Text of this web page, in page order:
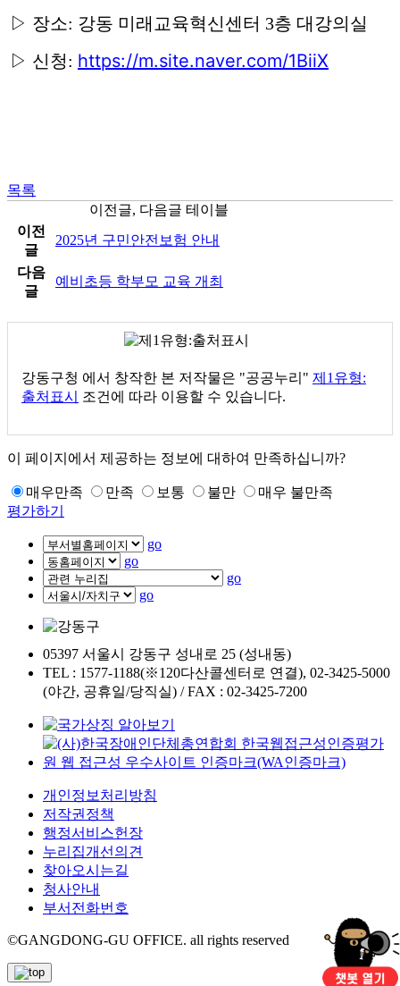
▷ 장소: 강동 미래교육혁신센터 3층 대강의실
▷ 신청: https://m.site.naver.com/1BiiX
목록
이전글, 다음글 테이블
이전
글
2025년 구민안전보험 안내
다음
글
예비초등 학부모 교육 개최
강동구청 에서 창작한 본 저작물은 "공공누리" 제1유형:
출처표시
조건에 따라 이용할 수 있습니다.
이 페이지에서 제공하는 정보에 대하여 만족하십니까?
매우만족 만족 보통 불만
매우 불만족
평가하기
go
go
go
go
05397 서울시 강동구 성내로 25 (성내동)
TEL : 1577-1188(※120다산콜센터로 연결), 02-3425-5000
(야간, 공휴일/당직실) / FAX : 02-3425-7200
개인정보처리방침
저작권정책
행정서비스헌장
누리집개선의견
찾아오시는길
청사안내
부서전화번호
©GANGDONG-GU OFFICE. all rights reserved